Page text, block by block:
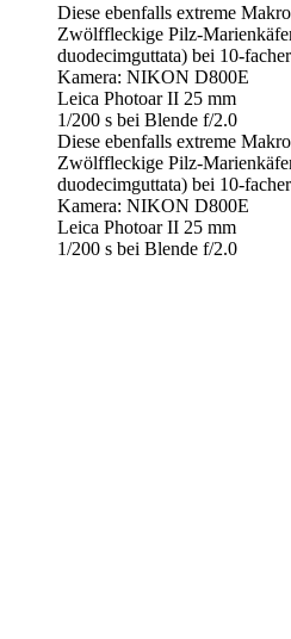
Diese ebenfalls extreme
Zwölffleckige Pilz-
duodecimguttata) bei 10-
Kamera: NIKON D800E
Leica Photoar II 25 mm
1/200 s bei Blende f/2.0
Diese ebenfalls extreme
Zwölffleckige Pilz-
duodecimguttata) bei 10-
Kamera: NIKON D800E
Leica Photoar II 25 mm
1/200 s bei Blende f/2.0